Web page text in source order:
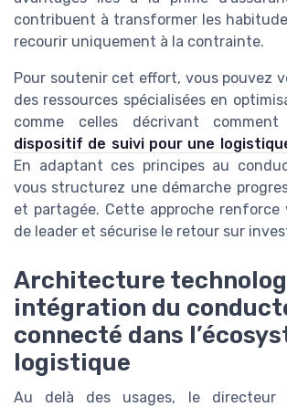
contribuent à transformer les
recourir uniquement à la contrainte.
Pour soutenir cet effort, vous pouvez
des ressources spécialisées en
comme celles décrivant comment
dispositif de suivi pour une
En adaptant ces principes au
vous structurez une démarche
et partagée. Cette approche
de leader et sécurise le retour sur
Architecture
intégration du
connecté dans
logistique
Au delà des usages, le directeur